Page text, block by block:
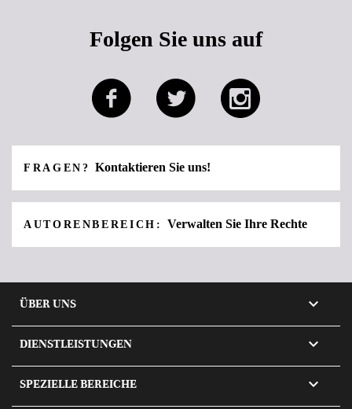
Folgen Sie uns auf
FRAGEN?Kontaktieren Sie uns!
AUTORENBEREICH:Verwalten Sie Ihre Rechte
ÜBER UNS 
DIENSTLEISTUNGEN 
SPEZIELLE BEREICHE 